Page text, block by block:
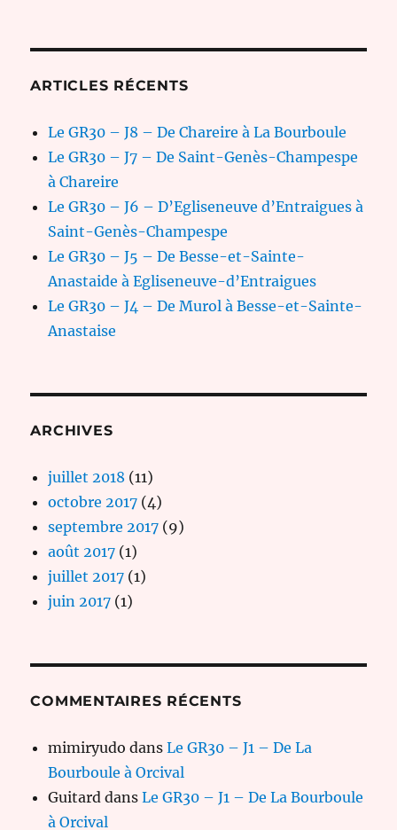
ARTICLES RÉCENTS
Le GR30 – J8 – De Chareire à La Bourboule
Le GR30 – J7 – De Saint-Genès-Champespe
à Chareire
Le GR30 – J6 – D’Egliseneuve d’Entraigues à
Saint-Genès-Champespe
Le GR30 – J5 – De Besse-et-Sainte-
Anastaide à Egliseneuve-d’Entraigues
Le GR30 – J4 – De Murol à Besse-et-Sainte-
Anastaise
ARCHIVES
juillet 2018 (11)
octobre 2017 (4)
septembre 2017 (9)
août 2017 (1)
juillet 2017 (1)
juin 2017 (1)
COMMENTAIRES RÉCENTS
mimiryudo dansLe GR30 – J1 – De La
Bourboule à Orcival
Guitard dansLe GR30 – J1 – De La Bourboule
à Orcival